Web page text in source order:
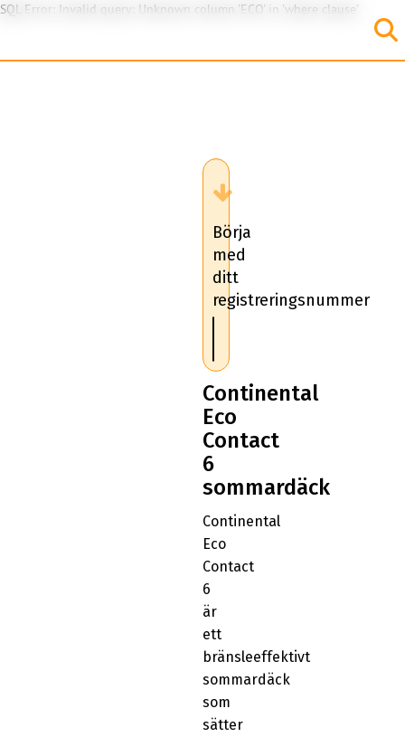
SQL Error: Invalid query: Unknown column 'ECO' in 'where clause'
Börja
med
ditt
registreringsnummer
Continental
Eco
Contact
6
sommardäck
Continental
Eco
Contact
6
är
ett
bränsleeffektivt
sommardäck
som
sätter